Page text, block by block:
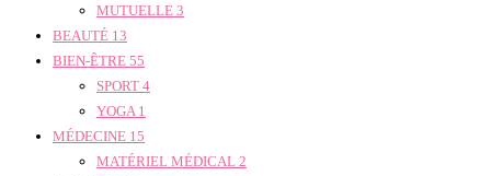
MUTUELLE 3
BEAUTÉ 13
BIEN-ÊTRE 55
SPORT 4
YOGA 1
MÉDECINE 15
MATÉRIEL MÉDICAL 2